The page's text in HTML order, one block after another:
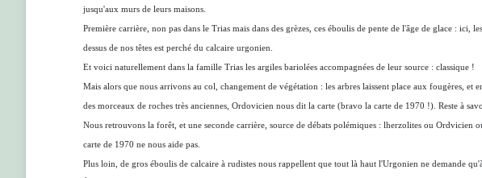
jusqu'aux murs de leurs maisons.
Première carrière, non pas dans le Trias mais dans des grèzes, ces éboulis de pente de l'âge de glace : ici,
dessus de nos têtes est perché du calcaire urgonien.
Et voici naturellement dans la famille Trias les argiles bariolées accompagnées de leur source : classique !
Mais alors que nous arrivons au col, changement de végétation : les arbres laissent place aux fougères,
des morceaux de roches très anciennes, Ordovicien nous dit la carte (bravo la carte de 1970 !). Reste à
Nous retrouvons la forêt, et une seconde carrière, source de débats polémiques : lherzolites ou Ordvicien
carte de 1970 ne nous aide pas.
Plus loin, de gros éboulis de calcaire à rudistes nous rappellent que tout là haut l'Urgonien ne demande